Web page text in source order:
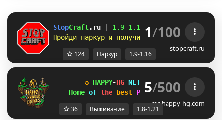
StopCraft.ru 1.9-1.16 | Честный сервер
Пройди паркур и получи донат бесплатно!
1/100
stopcraft.ru
124 Паркур 1.9-1.16
✪ HAPPY-HG NETWORK ✪ [1.8-1.21
Home of the best Parkours ✚ Survival!
5/500
mc.happy-hg.com
36 Выживание 1.8-1.21